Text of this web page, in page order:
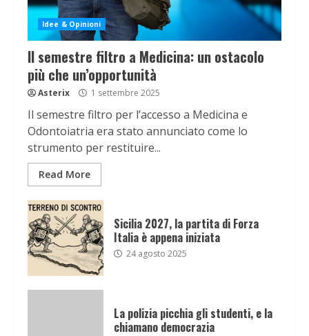
Idee & Opinioni
Il semestre filtro a Medicina: un ostacolo
più che un’opportunità
Asterix 1 settembre 2025
Il semestre filtro per l’accesso a Medicina e
Odontoiatria era stato annunciato come lo
strumento per restituire...
Read More
Sicilia 2027, la partita di Forza
Italia è appena iniziata
24 agosto 2025
La polizia picchia gli studenti, e la
chiamano democrazia